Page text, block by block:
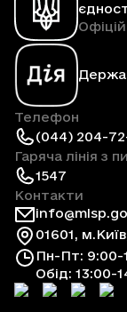
Телефон
(044) 204-
Гаряча лінія з
1547
Контакти
01601,
Пн-Пт: 9:00-
Обід: 13:00-